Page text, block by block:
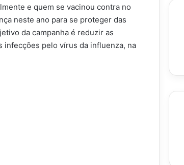
e quem se vacinou contra no
neste ano para se proteger das
da campanha é reduzir as
infecções pelo vírus da influenza, na